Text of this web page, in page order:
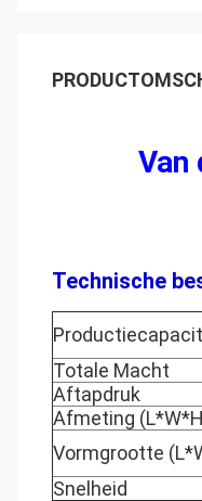
Van
Technische
Totale Macht
Aftapdruk
Afmeting
Vormgrootte
Snelheid